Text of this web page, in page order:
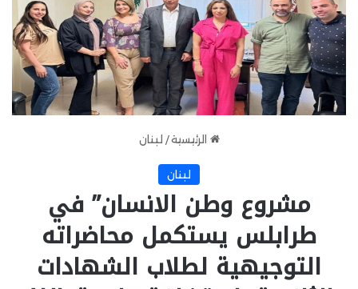
الرئيسية / لبنان
لبنان
مشروع وطن الانسان” في
طرابلس يستكمل محاضراته
التوجيهية لطلاب الشهادات